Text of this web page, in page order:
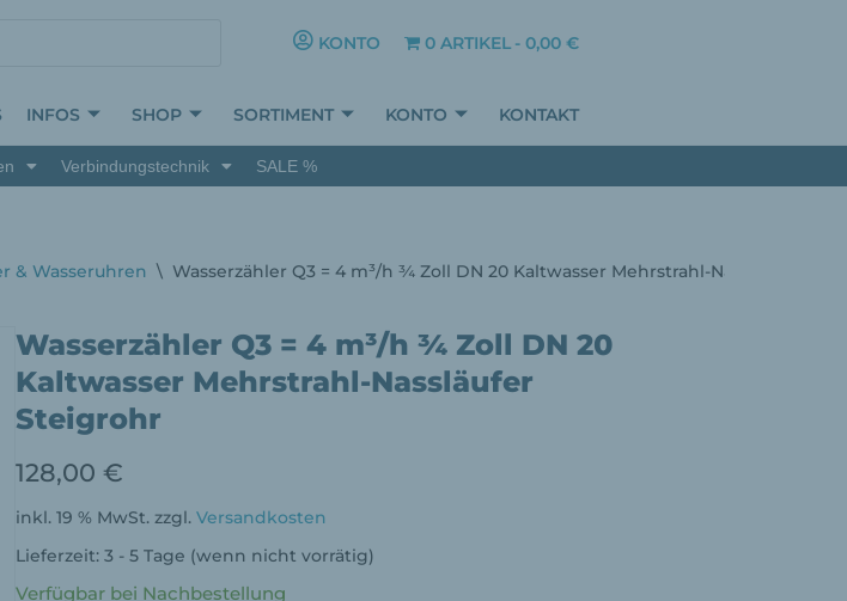
KONTO 0 ARTIKEL 0,00 €
INFOS SHOP SORTIMENT KONTO KONTAKT
Verbindungstechnik SALE %
& Wasseruhren \ Wasserzähler Q3 = 4 m³/h ¾ Zoll DN 20 Kaltwasser Mehrstrahl-Nassläufer
Wasserzähler Q3 = 4 m³/h ¾ Zoll DN 20
Kaltwasser Mehrstrahl-Nassläufer
Steigrohr
128,00€
inkl. 19 % MwSt. zzgl.Versandkosten
Lieferzeit:3 - 5 Tage (wenn nicht vorrätig)
Verfügbar bei Nachbestellung